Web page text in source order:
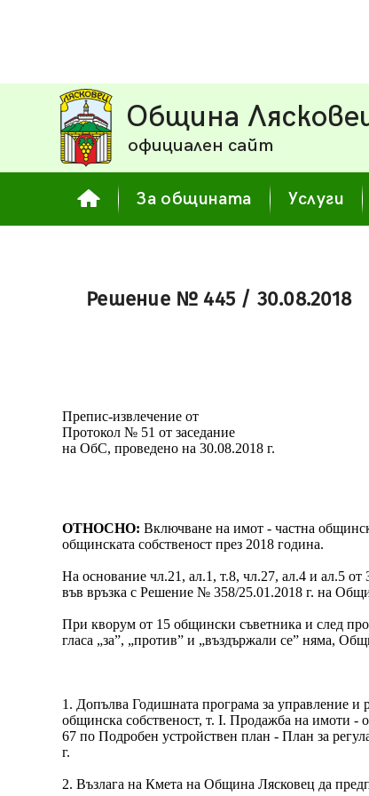
Община
официален сайт
За общината Услуги
Решение № 445 / 30.08.2018
Препис-извлечение от
Протокол № 51 от заседание
на ОбС, проведено на 30.08.2018 г.
ОТНОСНО:Включване на имот - частна
общинската собственост през 2018 година.
На основание чл.21, ал.1, т.8, чл.27, ал.4 и ал.5
във връзка с Решение № 358/25.01.2018 г. на
При кворум от 15 общински съветника и след
гласа „за”, „против” и „въздържали се” няма,
1. Допълва Годишната програма за управление
общинска собственост, т. І. Продажба на имоти
67 по Подробен устройствен план - План за
г.
2. Възлага на Кмета на Община Лясковец да